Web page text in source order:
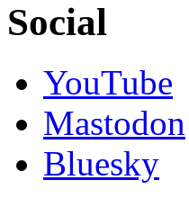
Social
YouTube
Mastodon
Bluesky